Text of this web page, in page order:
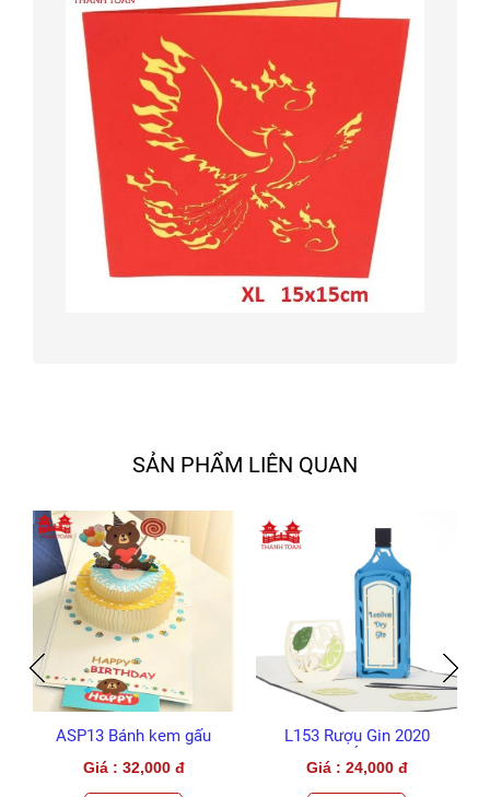
SẢN PHẨM LIÊN QUAN
ASP13 Bánh kem gấu
Giá : 32,000 đ
L153 Rượu Gin 2020
Giá : 24,000 đ